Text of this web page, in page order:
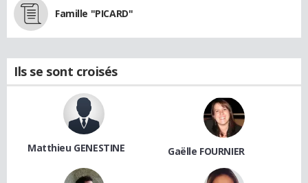
Famille "PICARD"
Ils se sont croisés
Matthieu GENESTINE Gaëlle FOURNIER